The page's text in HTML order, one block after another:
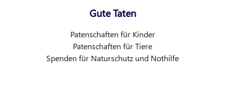
Gute Taten
Patenschaften für Kinder
Patenschaften für Tiere
Spenden für Naturschutz und Nothilfe